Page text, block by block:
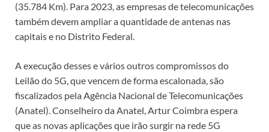
(35.784 Km). Para 2023, as empresas de telecomunicações
também devem ampliar a quantidade de antenas nas
capitais e no Distrito Federal.
A execução desses e vários outros compromissos do
Leilão do 5G, que vencem de forma escalonada, são
fiscalizados pela Agência Nacional de Telecomunicações
(Anatel). Conselheiro da Anatel, Artur Coimbra espera
que as novas aplicações que irão surgir na rede 5G